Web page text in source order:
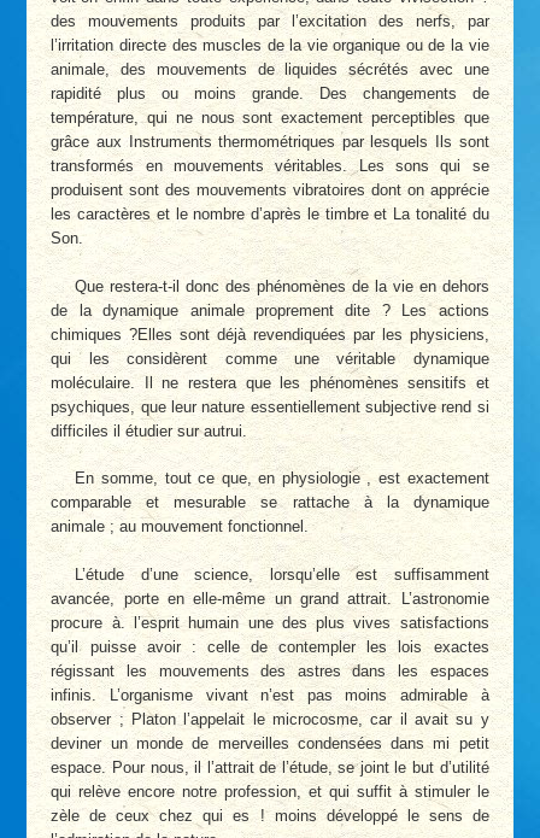
des mouvements produits par l’excitation des nerfs, par
l’irritation directe des muscles de la vie organique ou de la vie
animale, des mouvements de liquides sécrétés avec une
rapidité plus ou moins grande. Des changements de
température, qui ne nous sont exactement perceptibles que
grâce aux Instruments thermométriques par lesquels Ils sont
transformés en mouvements véritables. Les sons qui se
produisent sont des mouvements vibratoires dont on apprécie
les caractères et le nombre d’après le timbre et La tonalité du
Son.
Que restera-t-il donc des phénomènes de la vie en dehors
de la dynamique animale proprement dite ? Les actions
chimiques ?Elles sont déjà revendiquées par les physiciens,
qui les considèrent comme une véritable dynamique
moléculaire. Il ne restera que les phénomènes sensitifs et
psychiques, que leur nature essentiellement subjective rend si
difficiles il étudier sur autrui.
En somme, tout ce que, en physiologie , est exactement
comparable et mesurable se rattache à la dynamique
animale ; au mouvement fonctionnel.
L’étude d’une science, lorsqu’elle est suffisamment
avancée, porte en elle-même un grand attrait. L’astronomie
procure à. l’esprit humain une des plus vives satisfactions
qu’il puisse avoir : celle de contempler les lois exactes
régissant les mouvements des astres dans les espaces
infinis. L’organisme vivant n’est pas moins admirable à
observer ; Platon l’appelait le microcosme, car il avait su y
deviner un monde de merveilles condensées dans mi petit
espace. Pour nous, il l’attrait de l’étude, se joint le but d’utilité
qui relève encore notre profession, et qui suffit à stimuler le
zèle de ceux chez qui es ! moins développé le sens de